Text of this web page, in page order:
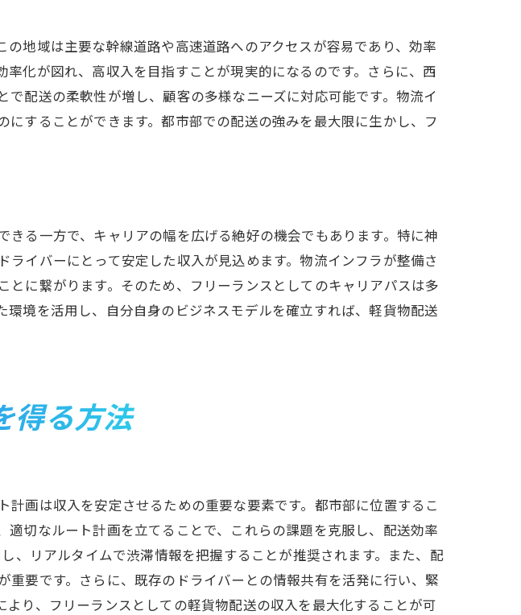
ス展開
強化
の可能性
提案
くべき法律と規制
要
成のポイント
識
スとしてのキャリアアップ
己啓発
性
法
ジネス成長
地域は主要な幹線道路や高速道路へのアクセスが容易であり、効率
化が図れ、高収入を目指すことが現実的になるのです。さらに、西
配送の柔軟性が増し、顧客の多様なニーズに対応可能です。物流イ
することができます。都市部での配送の強みを最大限に生かし、フ
る一方で、キャリアの幅を広げる絶好の機会でもあります。特に神
イバーにとって安定した収入が見込めます。物流インフラが整備さ
に繋がります。そのため、フリーランスとしてのキャリアパスは多
境を活用し、自分自身のビジネスモデルを確立すれば、軽貨物配送
得る方法
画は収入を安定させるための重要な要素です。都市部に位置するこ
切なルート計画を立てることで、これらの課題を克服し、配送効率
、リアルタイムで渋滞情報を把握することが推奨されます。また、配
要です。さらに、既存のドライバーとの情報共有を活発に行い、緊
り、フリーランスとしての軽貨物配送の収入を最大化することが可